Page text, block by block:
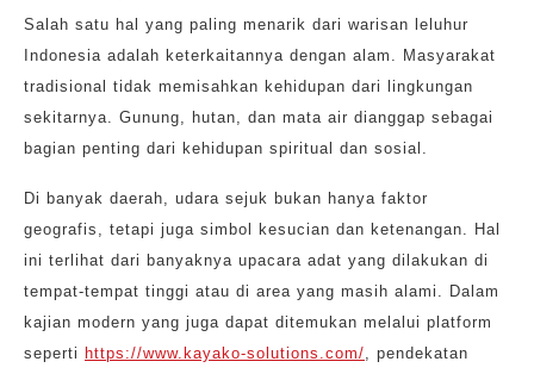
Salah satu hal yang paling menarik dari warisan leluhur
Indonesia adalah keterkaitannya dengan alam. Masyarakat
tradisional tidak memisahkan kehidupan dari lingkungan
sekitarnya. Gunung, hutan, dan mata air dianggap sebagai
bagian penting dari kehidupan spiritual dan sosial.
Di banyak daerah, udara sejuk bukan hanya faktor
geografis, tetapi juga simbol kesucian dan ketenangan. Hal
ini terlihat dari banyaknya upacara adat yang dilakukan di
tempat-tempat tinggi atau di area yang masih alami. Dalam
kajian modern yang juga dapat ditemukan melalui platform
seperti https://www.kayako-solutions.com/, pendekatan